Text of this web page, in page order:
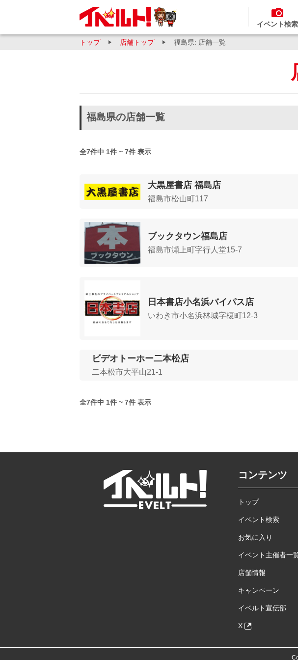
イベント検索
トップ 店舗トップ 福島県: 店舗一覧
福島県の店舗一覧
全7件中 1件 ~ 7件 表示
大黒屋書店 福島店
福島市松山町117
ブックタウン福島店
福島市瀬上町字行人堂15-7
日本書店小名浜バイパス店
いわき市小名浜林城字榎町12-3
ビデオトーホー二本松店
二本松市大平山21-1
全7件中 1件 ~ 7件 表示
コンテンツ
トップ
イベント検索
お気に入り
イベント主催者一
店舗情報
キャンペーン
イベルト宣伝部
X